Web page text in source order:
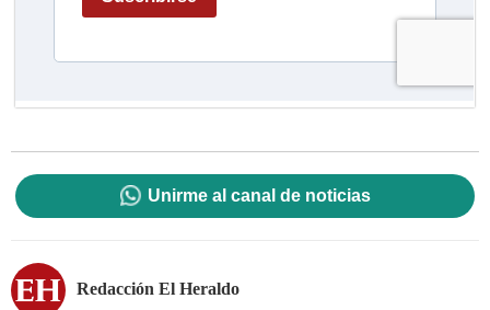
Unirme al canal de noticias
Redacción El Heraldo